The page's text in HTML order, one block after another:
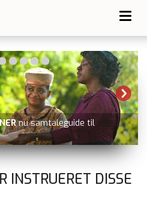
nu samtaleguide til
INSTRUERET DISSE